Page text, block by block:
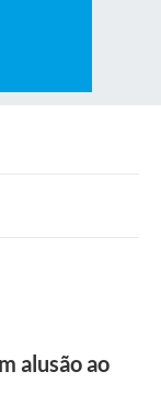
alusão ao